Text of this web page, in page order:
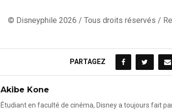
© Disneyphile 2026 / Tous droits réservés /
PARTAGEZ
Akibe Kone
Étudiant en faculté de cinéma, Disney a toujours fait